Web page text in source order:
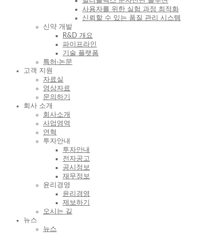
사용자를 위한 실험 과정 최적화
신뢰할 수 있는 품질 관리 시스템
신약 개발
R&D 개요
파이프라인
기술 플랫폼
특허·논문
고객 지원
자료실
영상자료
문의하기
회사 소개
회사소개
사업영역
연혁
투자안내
투자안내
전자공고
공시정보
재무정보
윤리경영
윤리경영
제보하기
오시는 길
뉴스
뉴스